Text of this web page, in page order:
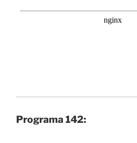
Programa 142: